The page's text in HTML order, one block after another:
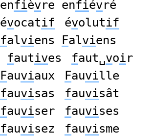
enfièvre enfiévré
évocatif évolutif
falviens Falviens
fautives faut␣voir
Fauviaux Fauville
fauvisas fauvisât
fauviser fauvises
fauvisez fauvisme